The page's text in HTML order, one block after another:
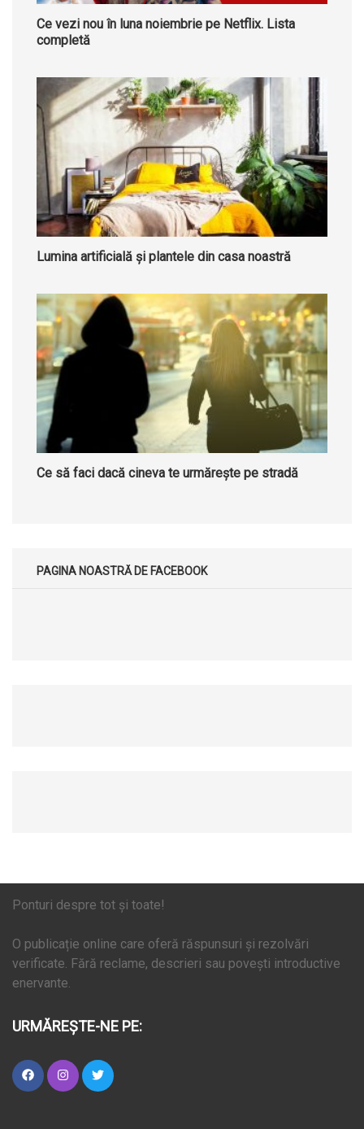
Ce vezi nou în luna noiembrie pe Netflix. Lista
completă
Lumina artificială și plantele din casa noastră
Ce să faci dacă cineva te urmărește pe stradă
PAGINA NOASTRĂ DE FACEBOOK
Ponturi despre tot și toate!
O publicație online care oferă răspunsuri și rezolvări
verificate. Fără reclame, descrieri sau povești introductive
enervante.
URMĂREȘTE-NE PE: